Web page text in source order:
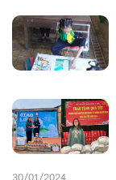
30/01/2024